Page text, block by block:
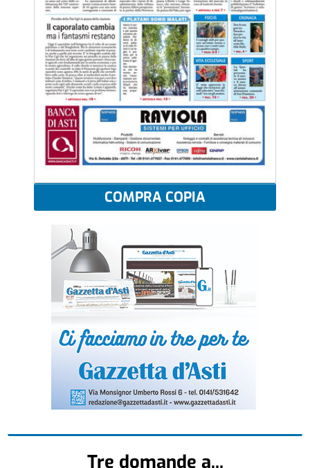
COMPRA COPIA
Tre domande a...